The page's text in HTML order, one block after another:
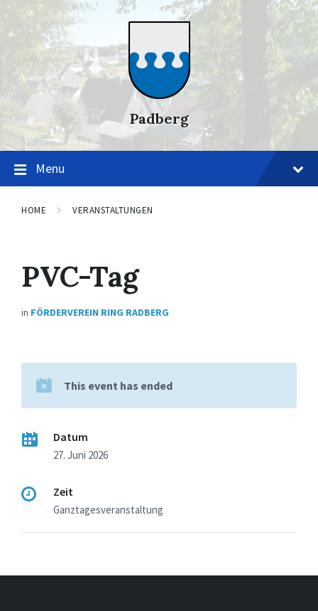
Skip
content
Skip
main
navigation
Skip
footer
Padberg
Menu
HOME VERANSTALTUNGEN
PVC-Tag
in FÖRDERVEREIN RING RADBERG
This event has ended
Datum
27. Juni 2026
Zeit
Ganztagesveranstaltung